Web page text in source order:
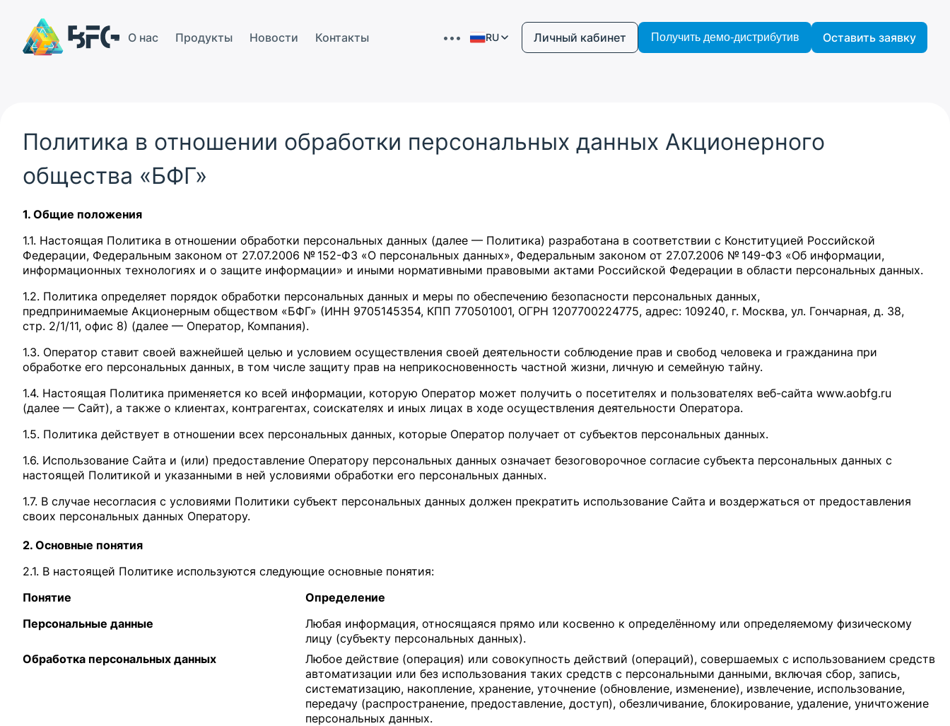
О нас Продукты Новости
Контакты
••• RU Личный кабинет Получить демо-дистрибутив Оставить заявку
Политика в отношении обработки персональных данных Акционерного
общества «БФГ»
1. Общие положения
1.1. Настоящая Политика в отношении обработки персональных данных (далее — Политика) разработана в соответствии с Конституцией Российской
Федерации, Федеральным законом от 27.07.2006 № 152-ФЗ «О персональных данных», Федеральным законом от 27.07.2006 № 149-ФЗ «Об информации,
информационных технологиях и о защите информации» и иными нормативными правовыми актами Российской Федерации в области персональных данных.
1.2. Политика определяет порядок обработки персональных данных и меры по обеспечению безопасности персональных данных,
предпринимаемые Акционерным обществом «БФГ» (ИНН 9705145354, КПП 770501001, ОГРН 1207700224775, адрес: 109240, г. Москва, ул. Гончарная, д. 38,
стр. 2/1/11, офис 8) (далее — Оператор, Компания).
1.3. Оператор ставит своей важнейшей целью и условием осуществления своей деятельности соблюдение прав и свобод человека и гражданина при
обработке его персональных данных, в том числе защиту прав на неприкосновенность частной жизни, личную и семейную тайну.
1.4. Настоящая Политика применяется ко всей информации, которую Оператор может получить о посетителях и пользователях веб-сайта www.aobfg.ru
(далее — Сайт), а также о клиентах, контрагентах, соискателях и иных лицах в ходе осуществления деятельности Оператора.
1.5. Политика действует в отношении всех персональных данных, которые Оператор получает от субъектов персональных данных.
1.6. Использование Сайта и (или) предоставление Оператору персональных данных означает безоговорочное согласие субъекта персональных данных с
настоящей Политикой и указанными в ней условиями обработки его персональных данных.
1.7. В случае несогласия с условиями Политики субъект персональных данных должен прекратить использование Сайта и воздержаться от предоставления
своих персональных данных Оператору.
2. Основные понятия
2.1. В настоящей Политике используются следующие основные понятия:
Понятие
Определение
Персональные данные
Любая информация, относящаяся прямо или косвенно к определённому или определяемому физическому
лицу (субъекту персональных данных).
Обработка персональных данных
Любое действие (операция) или совокупность действий (операций), совершаемых с использованием средств
автоматизации или без использования таких средств с персональными данными, включая сбор, запись,
систематизацию, накопление, хранение, уточнение (обновление, изменение), извлечение, использование,
передачу (распространение, предоставление, доступ), обезличивание, блокирование, удаление, уничтожение
персональных данных.